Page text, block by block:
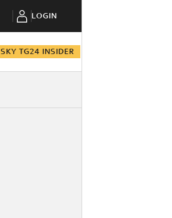
LOGIN
SKY TG24 INSIDER